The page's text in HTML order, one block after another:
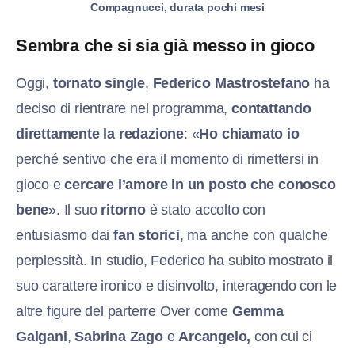
Compagnucci, durata pochi mesi
Sembra che si sia già messo in gioco
Oggi, tornato single, Federico Mastrostefano ha
deciso di rientrare nel programma,contattando
direttamente la redazione: «Ho chiamato io
perché sentivo che era il momento di rimettersi in
gioco ecercare l’amore in un posto che conosco
bene». Il suo ritornoè stato accolto con
entusiasmo daifan storici, ma anche con qualche
perplessità. In studio, Federico ha subito mostrato il
suo carattere ironico e disinvolto, interagendo con le
altre figure del parterre Over come Gemma
Galgani,Sabrina ZagoeArcangelo, con cui ci